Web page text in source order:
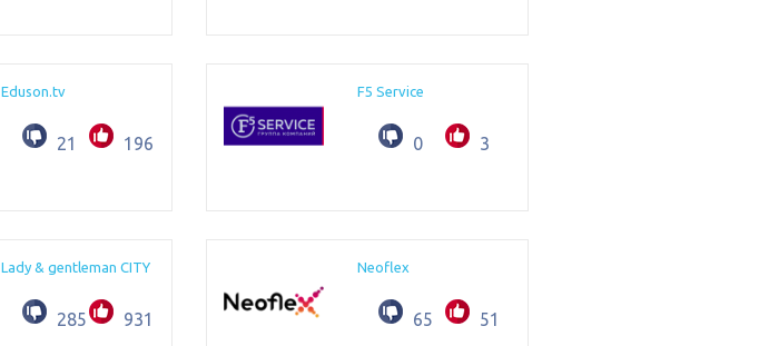
Eduson.tv
21 196
F5 Service
0 3
Lady & gentleman CITY
285 931
Neoflex
65 51